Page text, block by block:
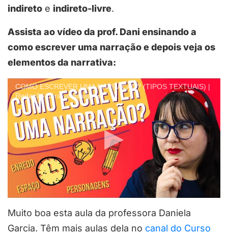
indireto e indireto-livre.
Assista ao vídeo da prof. Dani ensinando a
como escrever uma narração e depois veja os
elementos da narrativa:
COMO ESCREVER UMA NARRAÇÃO? (TIPOS TEXTUAIS) |
Redação para vestibulares
Muito boa esta aula da professora Daniela
Garcia. Têm mais aulas dela no canal do Curso